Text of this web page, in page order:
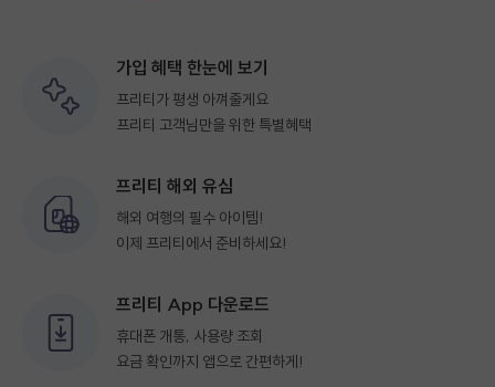
가입 혜택 한눈에 보기
프리티가 평생 아껴줄게요
프리티 고객님만을 위한 특별혜택
프리티 해외 유심
해외 여행의 필수 아이템!
이제 프리티에서 준비하세요!
프리티 App 다운로드
휴대폰 개통, 사용량 조회
요금 확인까지 앱으로 간편하게!